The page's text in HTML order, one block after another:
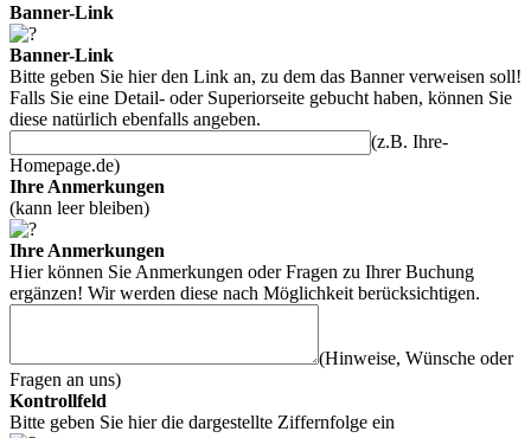
Banner-Link
Banner-Link
Bitte geben Sie hier den Link an, zu dem das Banner verweisen soll!
Falls Sie eine Detail- oder Superiorseite gebucht haben, können Sie
diese natürlich ebenfalls angeben.
(z.B. Ihre-
Homepage.de)
Ihre Anmerkungen
(kann leer bleiben)
Ihre Anmerkungen
Hier können Sie Anmerkungen oder Fragen zu Ihrer Buchung
ergänzen! Wir werden diese nach Möglichkeit berücksichtigen.
(Hinweise, Wünsche oder
Fragen an uns)
Kontrollfeld
Bitte geben Sie hier die dargestellte Ziffernfolge ein